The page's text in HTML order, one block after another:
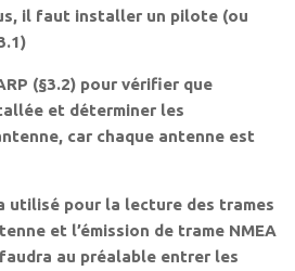
il faut installer un pilote (ou
(§3.2) pour vérifier que
et déterminer les
car chaque antenne est
utilisé pour la lecture des trames
et l’émission de trame NMEA
faudra au préalable entrer les